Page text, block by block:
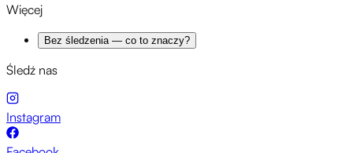
Więcej
Bez śledzenia — co to znaczy?
Śledź nas
Instagram